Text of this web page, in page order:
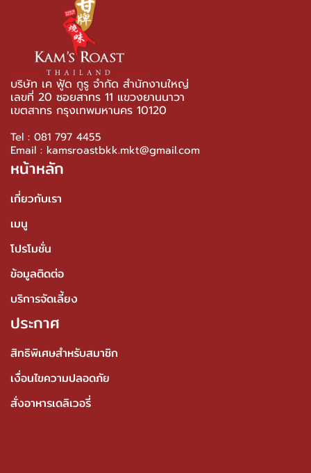
บริษัท เค ฟู้ด กูรู จำกัด สำนักงานใหญ่
เลขที่ 20 ซอยสาทร 11 แขวงยานนาวา
เขตสาทร กรุงเทพมหานคร 10120
Tel : 081 797 4455
Email : kamsroastbkk.mkt@gmail.com
หน้าหลัก
เกี่ยวกับเรา
เมนู
โปรโมชั่น
ข้อมูลติดต่อ
บริการจัดเลี้ยง
ประกาศ
สิทธิพิเศษสำหรับสมาชิก
เงื่อนไขความปลอดภัย
สั่งอาหารเดลิเวอรี่